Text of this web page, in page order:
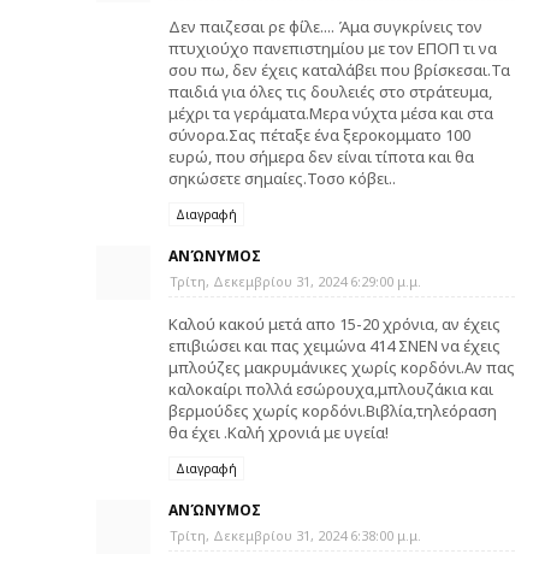
Δεν παιζεσαι ρε φίλε.... Άμα συγκρίνεις τον
πτυχιούχο πανεπιστημίου με τον ΕΠΟΠ τι να
σου πω, δεν έχεις καταλάβει που βρίσκεσαι.Τα
παιδιά για όλες τις δουλειές στο στράτευμα,
μέχρι τα γεράματα.Μερα νύχτα μέσα και στα
σύνορα.Σας πέταξε ένα ξεροκομματο 100
ευρώ, που σήμερα δεν είναι τίποτα και θα
σηκώσετε σημαίες.Τοσο κόβει..
Διαγραφή
ΑΝΏΝΥΜΟΣ
Τρίτη, Δεκεμβρίου 31, 2024 6:29:00 μ.μ.
Kαλού κακού μετά απο 15-20 χρόνια, αν έχεις
επιβιώσει και πας χειμώνα 414 ΣΝΕΝ να έχεις
μπλούζες μακρυμάνικες χωρίς κορδόνι.Αν πας
καλοκαίρι πολλά εσώρουχα,μπλουζάκια και
βερμούδες χωρίς κορδόνι.Βιβλία,τηλεόραση
θα έχει .Καλή χρονιά με υγεία!
Διαγραφή
ΑΝΏΝΥΜΟΣ
Τρίτη, Δεκεμβρίου 31, 2024 6:38:00 μ.μ.